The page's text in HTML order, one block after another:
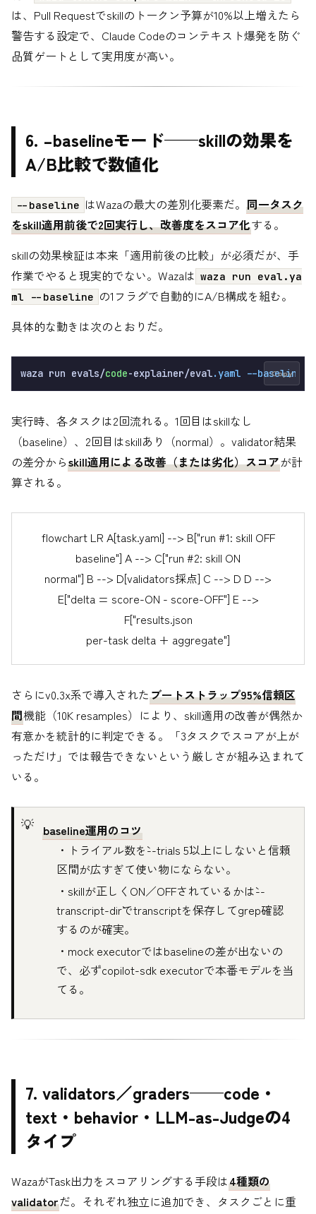
は、Pull Requestでskillのトークン予算が10%以上増えたら
警告する設定で、Claude Codeのコンテキスト爆発を防ぐ
品質ゲートとして実用度が高い。
6. –baselineモード——skillの効果を
A/B比較で数値化
--baseline はWazaの最大の差別化要素だ。 同一タスク
をskill適用前後で2回実行し、改善度をスコア化する。
skillの効果検証は本来「適用前後の比較」が必須だが、手
作業でやると現実的でない。Wazaは waza run eval.ya
ml --baseline の1フラグで自動的にA/B構成を組む。
具体的な動きは次のとおりだ。
waza run evals/code-explainer/eval.yaml --baseline
Copy
実行時、各タスクは2回流れる。1回目はskillなし
（baseline）、2回目はskillあり（normal）。validator結果
の差分からskill適用による改善（または劣化）スコアが計
算される。
flowchart LR A[task.yaml] --> B["run #1: skill OFF
baseline"] A --> C["run #2: skill ON
normal"] B --> D[validators採点] C --> D D -->
E["delta = score-ON - score-OFF"] E -->
F["results.json
per-task delta + aggregate"]
さらにv0.3x系で導入されたブートストラップ95%信頼区
間機能（10K resamples）により、skill適用の改善が偶然か
有意かを統計的に判定できる。「3タスクでスコアが上が
っただけ」では報告できないという厳しさが組み込まれて
いる。
baseline運用のコツ
・トライアル数を`--trials 5`以上にしないと信頼
区間が広すぎて使い物にならない。
・skillが正しくON／OFFされているかは`--
transcript-dir`でtranscriptを保存してgrep確認
するのが確実。
・mock executorではbaselineの差が出ないの
で、必ずcopilot-sdk executorで本番モデルを当
てる。
7. validators／graders——code・
text・behavior・LLM-as-Judgeの4
タイプ
WazaがTask出力をスコアリングする手段は4種類の
validatorだ。それぞれ独立に追加でき、タスクごとに重